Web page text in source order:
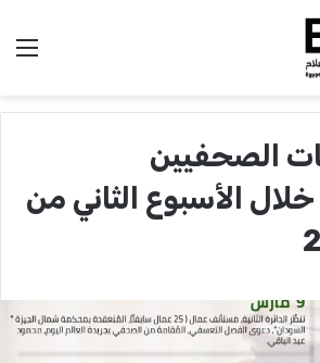
الصحفيين
خلال الأسبوع الثاني من